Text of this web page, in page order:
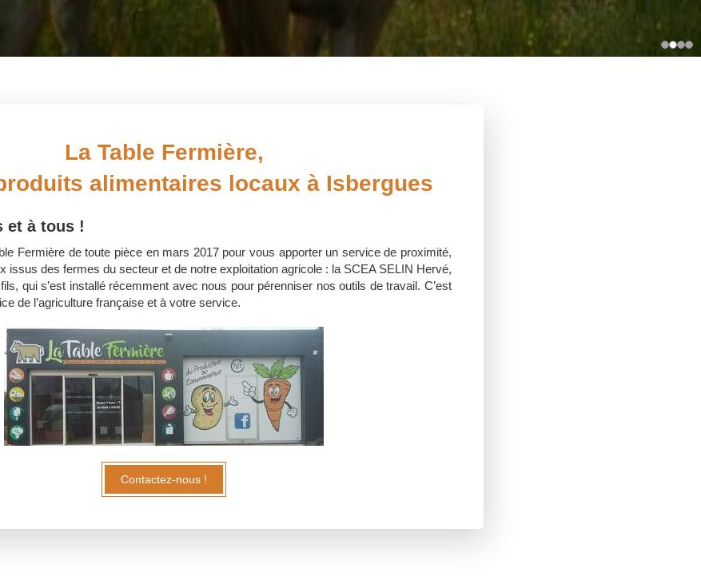
La Table Fermière,
alimentaires locaux à Isbergues
et à tous !
Fermière de toute pièce en mars 2017 pour vous apporter un service de proximité,
issus des fermes du secteur et de notre exploitation agricole : la SCEA SELIN Hervé,
qui s’est installé récemment avec nous pour pérenniser nos outils de travail. C’est
de l’agriculture française et à votre service.
Contactez-nous !